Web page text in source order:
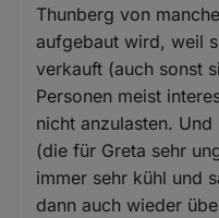
Thunberg von
aufgebaut wird, weil
verkauft (auch sonst
Personen meist
nicht anzulasten.
(die für Greta sehr
immer sehr kühl und
dann auch wieder